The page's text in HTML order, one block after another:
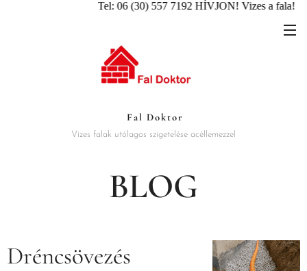
Tel: 06 (30) 557 7192 HÍVJON! Vizes a
Fal Doktor
Vizes falak utólagos szigetelése acéllemezzel
BLOG
Dréncsövezés